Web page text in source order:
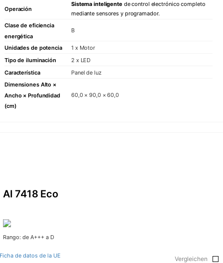
Operación
Sistema inteligente de control electrónico completo
mediante sensores y programador.
Clase de eficiencia
energética
B
Unidades de potencia
1 x Motor
Tipo de iluminación
2 x LED
Característica
Panel de luz
Dimensiones Alto ×
Ancho × Profundidad
(cm)
60,0 × 90,0 × 60,0
AI 7418 Eco
Rango: de A+++ a D
Ficha de datos de la UE Vergleichen